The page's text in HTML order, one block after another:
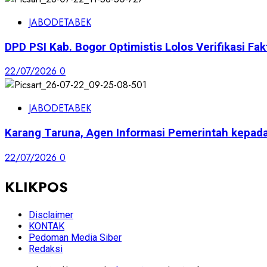
JABODETABEK
DPD PSI Kab. Bogor Optimistis Lolos Verifikasi
22/07/2026 0
JABODETABEK
Karang Taruna, Agen Informasi Pemerintah
22/07/2026 0
KLIKPOS
Disclaimer
KONTAK
Pedoman Media Siber
Redaksi